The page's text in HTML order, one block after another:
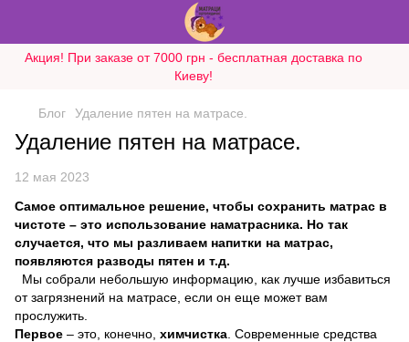
Акция! При заказе от 7000 грн - бесплатная доставка по
Киеву!
Блог Удаление пятен на матрасе.
Удаление пятен на матрасе.
12 мая 2023
Самое оптимальное решение, чтобы сохранить матрас в
чистоте – это использование наматрасника. Но так
случается, что мы разливаем напитки на матрас,
появляются разводы пятен и т.д.
Мы собрали небольшую информацию, как лучше избавиться
от загрязнений на матрасе, если он еще может вам
прослужить.
Первое – это, конечно, химчистка . Современные средства